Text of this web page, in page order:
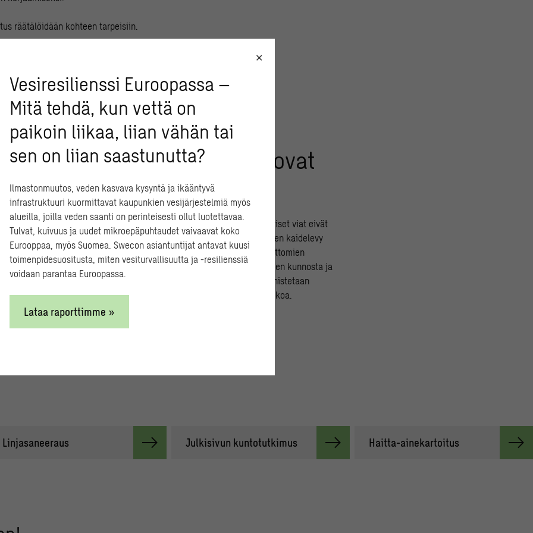
räätälöidään kohteen tarpeisiin.
asiantuntijoihimme
tarkastukset ovat
arvio ei riitä parvekekaiteiden tarkistamiseen, sillä monet kriittiset viat eivät
kaidepaneeli voi näyttää ehjältä mutta olla heikko tai lasinen kaidelevy
kiinnityspuutteiden takia. Swecon kokeneiden ja riippumattomien
tarkastukset ovat siksi paras keino saada varmuus kaiteiden kunnosta ja
Parvekekaiteden tarkistus varmistaa, että mahdolliset riskitekijät tunnistetaan
hallitus tai rakennuttaja saa luotettavaa tietoa ennen päätöksentekoa.
Linjasaneeraus Julkisivun kuntotutkimus Haitta-ainekartoitus
Vesiresilienssi Euroopassa –
Mitä tehdä, kun vettä on
paikoin liikaa, liian vähän tai
sen on liian saastunutta?
Ilmastonmuutos, veden kasvava kysyntä ja ikääntyvä
infrastruktuuri kuormittavat kaupunkien vesijärjestelmiä myös
alueilla, joilla veden saanti on perinteisesti ollut luotettavaa.
Tulvat, kuivuus ja uudet mikroepäpuhtaudet vaivaavat koko
Eurooppaa, myös Suomea. Swecon asiantuntijat antavat kuusi
toimenpidesuositusta, miten vesiturvallisuutta ja -resilienssiä
voidaan parantaa Euroopassa.
Lataa raporttimme »